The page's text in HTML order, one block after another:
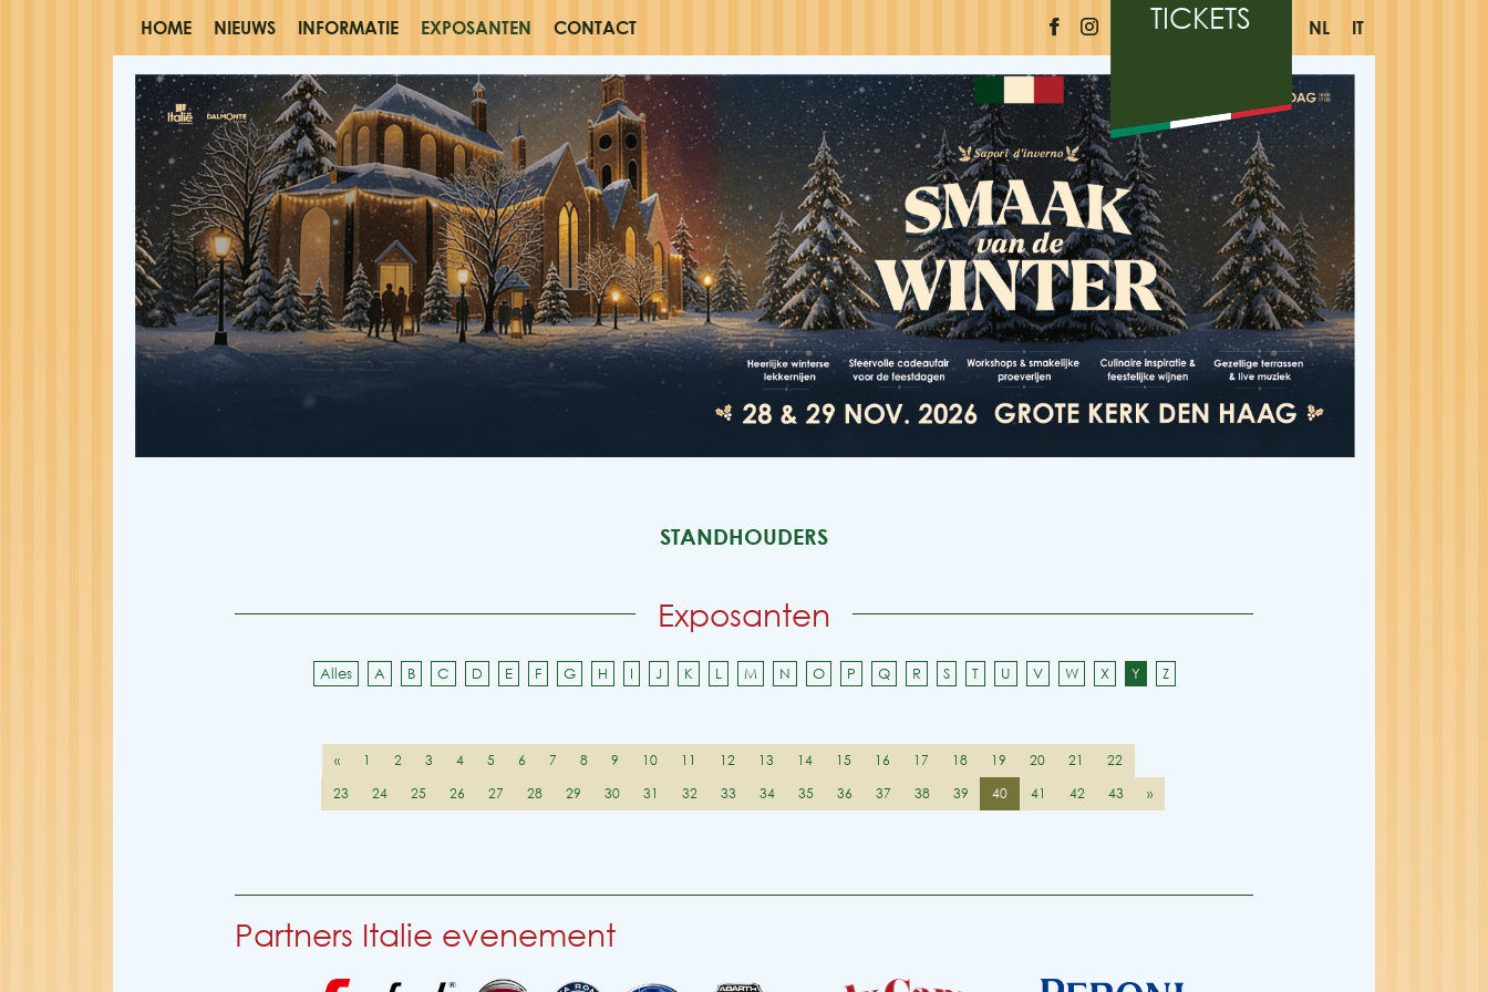
HOME NIEUWS INFORMATIE EXPOSANTEN CONTACT NL IT
TICKETS
STANDHOUDERS
Exposanten
Alles A B C D E F G H I J K L M N O P Q R S T U V W X Y Z
« 1 2 3 4 5 6 7 8 9 10 11 12 13 14 15 16 17 18 19 20 21
22
23
24 25 26 27 28 29 30 31 32 33 34 35 36 37 38 39 40 41 42 43 »
Partners Italie evenement